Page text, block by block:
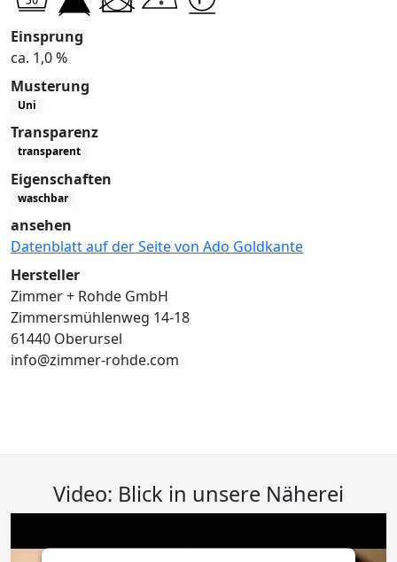
Einsprung
ca. 1,0 %
Musterung
Uni
Transparenz
transparent
Eigenschaften
waschbar
ansehen
Datenblatt auf der Seite von Ado Goldkante
Hersteller
Zimmer + Rohde GmbH
Zimmersmühlenweg 14-18
61440 Oberursel
info@zimmer-rohde.com
Video: Blick in unsere Näherei